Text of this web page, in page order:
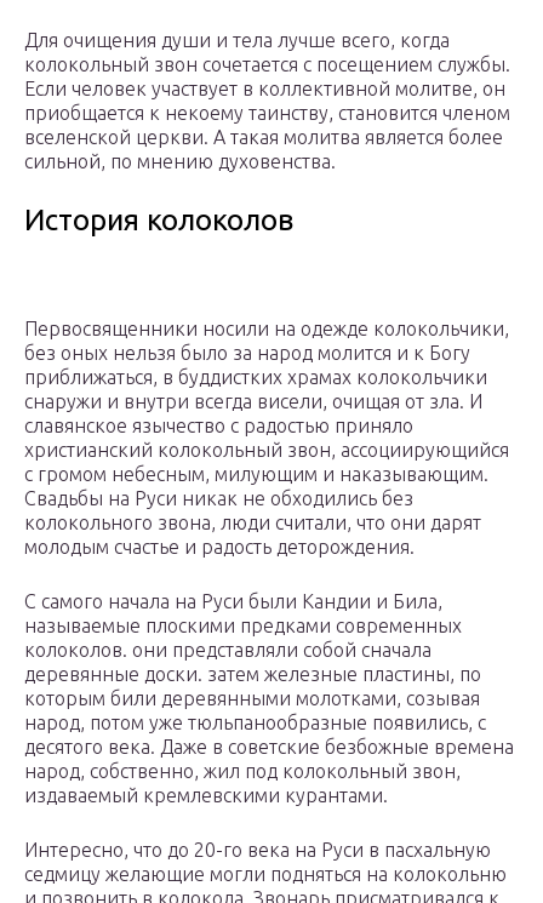
Для очищения души и тела лучше всего, когда
колокольный звон сочетается с посещением службы.
Если человек участвует в коллективной молитве, он
приобщается к некоему таинству, становится членом
вселенской церкви. А такая молитва является более
сильной, по мнению духовенства.
История колоколов
Первосвященники носили на одежде колокольчики,
без оных нельзя было за народ молится и к Богу
приближаться, в буддистких храмах колокольчики
снаружи и внутри всегда висели, очищая от зла. И
славянское язычество с радостью приняло
христианский колокольный звон, ассоциирующийся
с громом небесным, милующим и наказывающим.
Свадьбы на Руси никак не обходились без
колокольного звона, люди считали, что они дарят
молодым счастье и радость деторождения.
С самого начала на Руси были Кандии и Била,
называемые плоскими предками современных
колоколов. они представляли собой сначала
деревянные доски. затем железные пластины, по
которым били деревянными молотками, созывая
народ, потом уже тюльпанообразные появились, с
десятого века. Даже в советские безбожные времена
народ, собственно, жил под колокольный звон,
издаваемый кремлевскими курантами.
Интересно, что до 20-го века на Руси в пасхальную
седмицу желающие могли подняться на колокольню
и позвонить в колокола. Звонарь присматривался к